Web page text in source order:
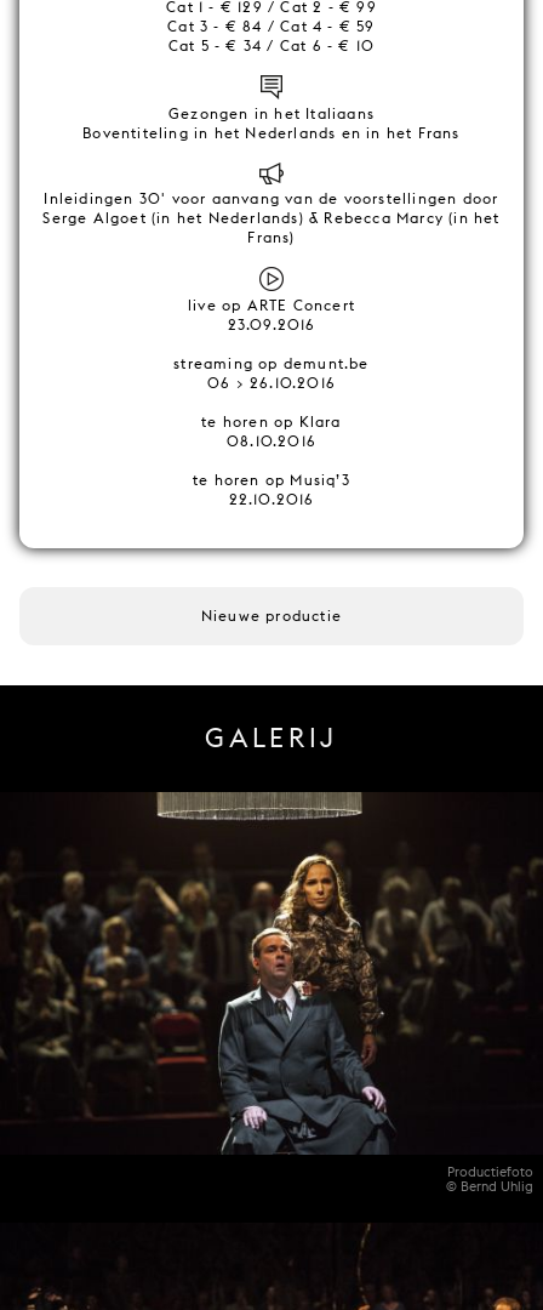
Cat 1 - € 129 / Cat 2 - € 99
Cat 3 - € 84 / Cat 4 - € 59
Cat 5 - € 34 / Cat 6 - € 10
Gezongen in het Italiaans
Boventiteling in het Nederlands en in het Frans
Inleidingen 30' voor aanvang van de voorstellingen door
Serge Algoet (in het Nederlands) & Rebecca Marcy (in het
Frans)
live op ARTE Concert
23.09.2016
streaming op demunt.be
06 > 26.10.2016
te horen op Klara
08.10.2016
te horen op Musiq’3
22.10.2016
Nieuwe productie
GALERIJ
Productiefoto
© Bernd Uhlig